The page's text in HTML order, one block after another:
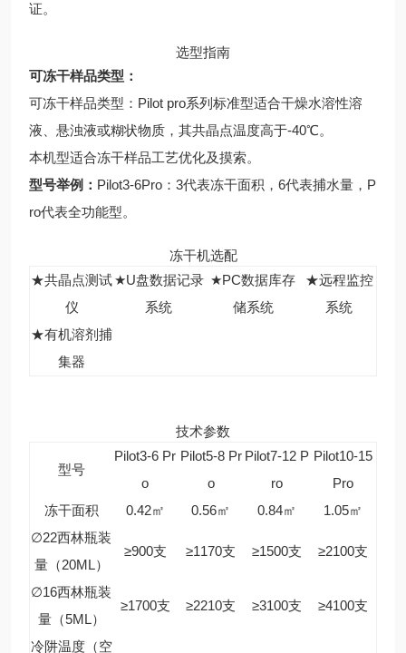
证。
选型指南
可冻干样品类型：
可冻干样品类型：Pilot pro系列标准型适合干燥水溶性溶
液、悬浊液或糊状物质，其共晶点温度高于-40℃。
本机型适合冻干样品工艺优化及摸索。
型号举例： Pilot3-6Pro：3代表冻干面积，6代表捕水量，P
ro代表全功能型。
冻干机选配
★共晶点测试
仪
★U盘数据记录
系统
★PC数据库存
储系统
★远程监控
系统
★有机溶剂捕
集器
技术参数
型号
Pilot3-6 Pr
o
Pilot5-8 Pr
o
Pilot7-12 P
ro
Pilot10-15
Pro
冻干面积
0.42㎡ 0.56㎡ 0.84㎡
1.05㎡
∅22西林瓶装
量（20ML）
≥900支 ≥1170支 ≥1500支 ≥2100支
∅16西林瓶装
量（5ML）
≥1700支 ≥2210支 ≥3100支 ≥4100支
冷阱温度（空